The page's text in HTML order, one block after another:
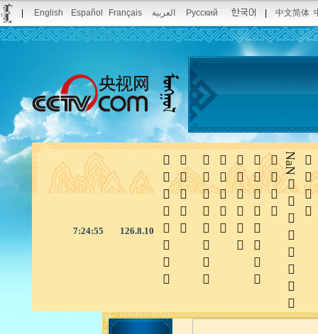
English Español Français العربية Русский 中文简体
7:24:55 126.8.10 
 
NaN




